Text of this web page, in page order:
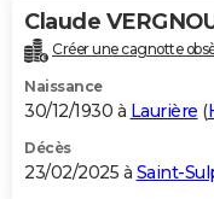
Bricolage
Lifestyle
Culture
Sport
Auto
Television
Voyage
Cinema
Claude
Créer une cagnotte
Naissance
30/12/1930 à Laurière (
Décès
23/02/2025 à Saint-